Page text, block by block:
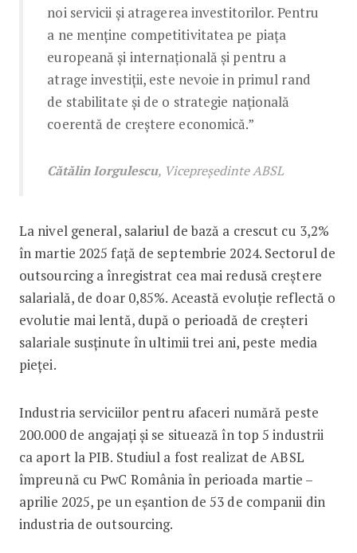
noi servicii și atragerea investitorilor. Pentru
a ne menține competitivitatea pe piața
europeană și internațională și pentru a
atrage investiții, este nevoie in primul rand
de stabilitate și de o strategie națională
coerentă de creștere economică.”
Cătălin Iorgulescu, Vicepreședinte ABSL
La nivel general, salariul de bază a crescut cu 3,2%
în martie 2025 față de septembrie 2024. Sectorul de
outsourcing a înregistrat cea mai redusă creștere
salarială, de doar 0,85%. Această evoluție reflectă o
evolutie mai lentă, după o perioadă de creșteri
salariale susținute în ultimii trei ani, peste media
pieței.
Industria serviciilor pentru afaceri numără peste
200.000 de angajați și se situează în top 5 industrii
ca aport la PIB. Studiul a fost realizat de ABSL
împreună cu PwC România în perioada martie –
aprilie 2025, pe un eșantion de 53 de companii din
industria de outsourcing.